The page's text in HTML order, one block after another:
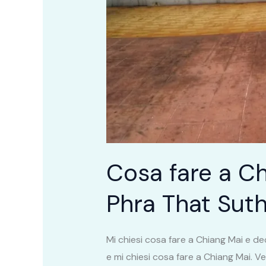
Cosa fare a
Phra That
Mi chiesi cosa fare a Chiang Mai e
e mi chiesi cosa fare a Chiang Mai.
That
Suthep